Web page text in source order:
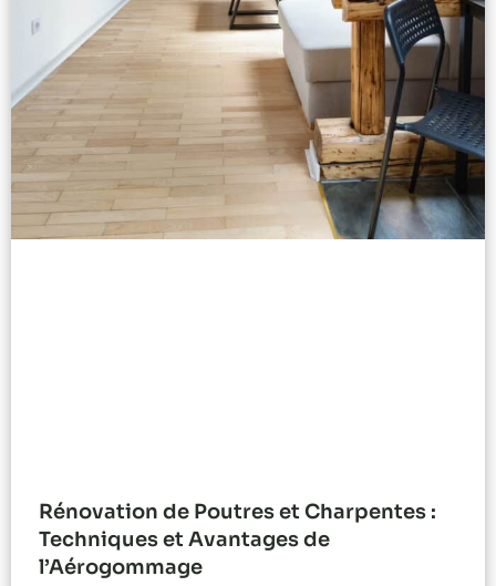
Rénovation de Poutres et Charpentes :
Techniques et Avantages de
l’Aérogommage